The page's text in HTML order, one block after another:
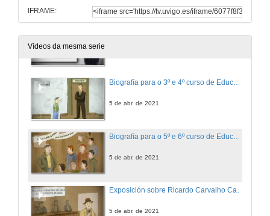
IFRAME:
Vídeos da mesma serie
Biografía para o 3º e 4º curso de Educación Primaria
5 de abr. de 2021
5 de abr. de 2021
Exposición sobre Ricardo Carvalho Calero
5 de abr. de 2021